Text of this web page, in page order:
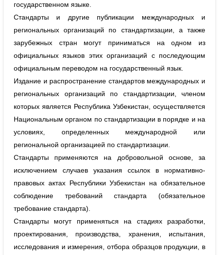
государственном языке.
Стандарты и другие публикации международных и
региональных организаций по стандартизации, а также
зарубежных стран могут приниматься на одном из
официальных языков этих организаций с последующим
официальным переводом на государственный язык.
Издание и распространение стандартов международных и
региональных организаций по стандартизации, членом
которых является Республика Узбекистан, осуществляется
Национальным органом по стандартизации в порядке и на
условиях, определенных международной или
региональной организацией по стандартизации.
Стандарты применяются на добровольной основе, за
исключением случаев указания ссылок в нормативно-
правовых актах Республики Узбекистан на обязательное
соблюдение требований стандарта (обязательное
требование стандарта).
Стандарты могут применяться на стадиях разработки,
проектирования, производства, хранения, испытания,
исследования и измерения, отбора образцов продукции, в